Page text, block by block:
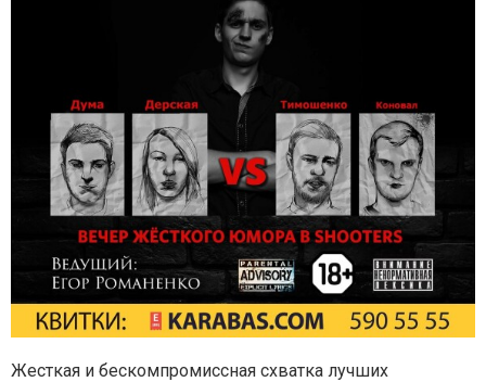
Жесткая и бескомпромиссная схватка лучших